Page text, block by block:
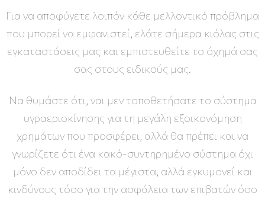
Για να αποφύγετε λοιπόν κάθε μελλοντικό πρόβλημα
που μπορεί να εμφανιστεί, ελάτε σήμερα κιόλας στις
εγκαταστάσεις μας και εμπιστευθείτε το όχημά σας
σας στους ειδικούς μας.
Να θυμάστε ότι, ναι μεν τοποθετήσατε το σύστημα
υγραεριοκίνησης για τη μεγάλη εξοικονόμηση
χρημάτων που προσφέρει, αλλά θα πρέπει και να
γνωρίζετε ότι ένα κακό-συντηρημένο σύστημα όχι
μόνο δεν αποδίδει τα μέγιστα, αλλά εγκυμονεί και
κινδύνους τόσο για την ασφάλεια των επιβατών όσο